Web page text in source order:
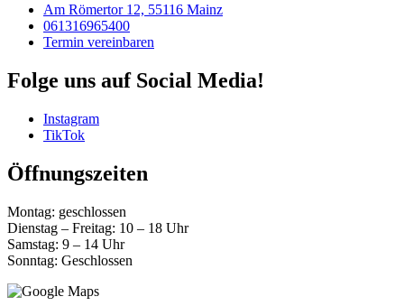
Am Römertor 12, 55116 Mainz
061316965400
Termin vereinbaren
Folge uns auf Social Media!
Instagram
TikTok
Öffnungszeiten
Montag: geschlossen
Dienstag – Freitag: 10 – 18 Uhr
Samstag: 9 – 14 Uhr
Sonntag: Geschlossen